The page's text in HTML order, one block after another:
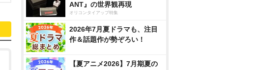
ANT』の世界観再現
オリコンタイアップ特集
2026年7月夏ドラマも、注目
作＆話題作が勢ぞろい！
【夏アニメ2026】7月期夏の